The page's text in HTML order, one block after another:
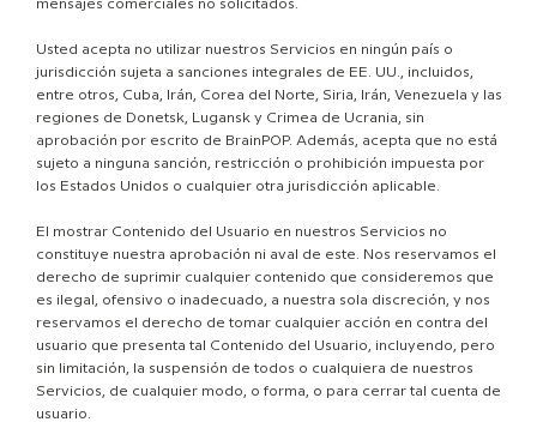
mensajes comerciales no solicitados.
Usted acepta no utilizar nuestros Servicios en ningún país o
jurisdicción sujeta a sanciones integrales de EE. UU., incluidos,
entre otros, Cuba, Irán, Corea del Norte, Siria, Irán, Venezuela y las
regiones de Donetsk, Lugansk y Crimea de Ucrania, sin
aprobación por escrito de BrainPOP. Además, acepta que no está
sujeto a ninguna sanción, restricción o prohibición impuesta por
los Estados Unidos o cualquier otra jurisdicción aplicable.
El mostrar Contenido del Usuario en nuestros Servicios no
constituye nuestra aprobación ni aval de este. Nos reservamos el
derecho de suprimir cualquier contenido que consideremos que
es ilegal, ofensivo o inadecuado, a nuestra sola discreción, y nos
reservamos el derecho de tomar cualquier acción en contra del
usuario que presenta tal Contenido del Usuario, incluyendo, pero
sin limitación, la suspensión de todos o cualquiera de nuestros
Servicios, de cualquier modo, o forma, o para cerrar tal cuenta de
usuario.